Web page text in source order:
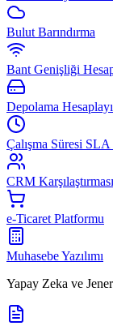
Bulut Barındırma
Bant Genişliği
Depolama
Çalışma Süresi SLA
CRM Karşılaştırması
e-Ticaret Platformu
Muhasebe Yazılımı
Yapay Zeka ve